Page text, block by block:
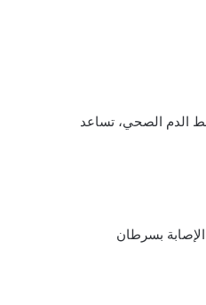
الدم الصحي، تساعد
بسرطان